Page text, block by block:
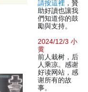
請按這裡 ，贊
助好讀也讓我
們知道你的鼓
勵與支持。
2024/12/3 小
黄
前人栽树，后
人乘凉。感谢
好读网站，感
谢所有的故
事。